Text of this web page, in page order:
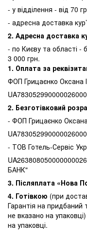
- у відділення - від 70
- адресна доставка
2. Адресна доставка
- по Києву та області -
3 000 грн.
1. Оплата за
ФОП Грицаєнко Оксана
2. Безготівковий
- ФОП Грицаєнко
- ТОВ Готель-Сервіс
БАНК"
3. Післяплата «Нова
4. Готівкою (при
Гарантія на придбаний
не вказано на
на упаковці.